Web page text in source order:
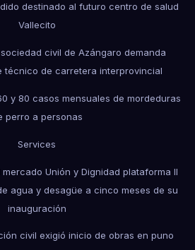
destinado al futuro centro de salud
Vallecito
civil de Azángaro demanda
técnico de carretera interprovincial
y 80 casos mensuales de mordeduras
perro a personas
Services
Unión y Dignidad plataforma II
agua y desagüe a cinco meses de su
inauguración
civil exigió inicio de obras en puno